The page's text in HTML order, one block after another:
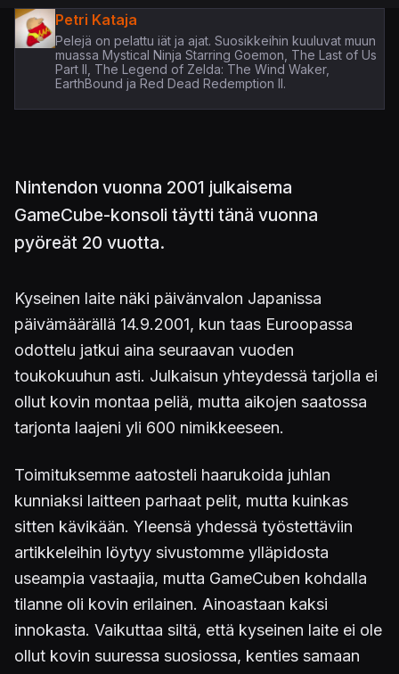
Petri Kataja
Pelejä on pelattu iät ja ajat. Suosikkeihin kuuluvat muun
muassa Mystical Ninja Starring Goemon, The Last of Us
Part II, The Legend of Zelda: The Wind Waker,
EarthBound ja Red Dead Redemption II.
Nintendon vuonna 2001 julkaisema
GameCube-konsoli täytti tänä vuonna
pyöreät 20 vuotta.
Kyseinen laite näki päivänvalon Japanissa
päivämäärällä 14.9.2001, kun taas Euroopassa
odottelu jatkui aina seuraavan vuoden
toukokuuhun asti. Julkaisun yhteydessä tarjolla ei
ollut kovin montaa peliä, mutta aikojen saatossa
tarjonta laajeni yli 600 nimikkeeseen.
Toimituksemme aatosteli haarukoida juhlan
kunniaksi laitteen parhaat pelit, mutta kuinkas
sitten kävikään. Yleensä yhdessä työstettäviin
artikkeleihin löytyy sivustomme ylläpidosta
useampia vastaajia, mutta GameCuben kohdalla
tilanne oli kovin erilainen. Ainoastaan kaksi
innokasta. Vaikuttaa siltä, että kyseinen laite ei ole
ollut kovin suuressa suosiossa, kenties samaan